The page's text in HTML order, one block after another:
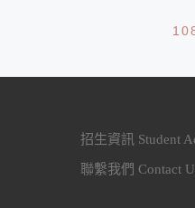
招生資訊 Student
聯繫我們 Contact